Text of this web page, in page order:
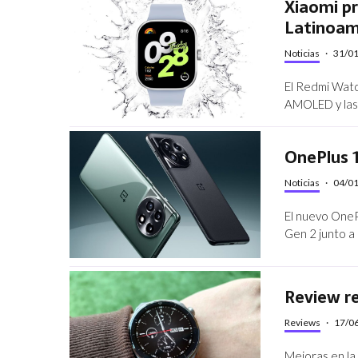
Xiaomi
Noticias · 31/
El Redmi
AMOLED y
OnePlus
Noticias · 04/
El nuevo
Gen 2 junto a
Review
Reviews · 17/